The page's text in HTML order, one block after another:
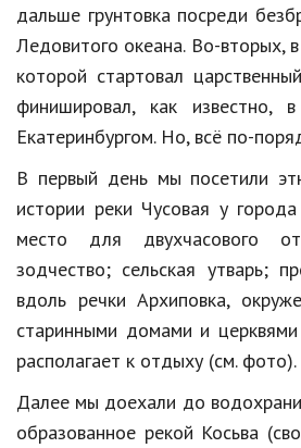
дальше грунтовка посреди
Ледовитого океана. Во-вторых,
которой стартовал
финишировал, как известно,
Екатеринбургом. Но, всё по-
В первый день мы посетили
истории реки Чусовая у
место для двухчасового
зодчество; сельская утварь;
вдоль речки Архиповка,
старинными домами и
располагает к отдыху (см. фото).
Далее мы доехали до
образованное рекой Косьва